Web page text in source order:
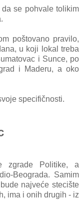
se pohvale tolikim
poštovano pravilo,
u koji lokal treba
i Sunce, po
i Maderu, a oko
specifičnosti.
zgrade Politike, a
Beograda. Samim
najveće stecište
ima i onih drugih - iz